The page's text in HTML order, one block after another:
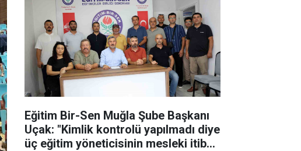
Eğitim Bir-Sen Muğla Şube Başkanı
Uçak: "Kimlik kontrolü yapılmadı diye
üç eğitim yöneticisinin mesleki itibarı